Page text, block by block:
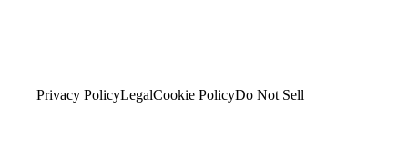
Privacy PolicyLegalCookie PolicyDo Not Sell